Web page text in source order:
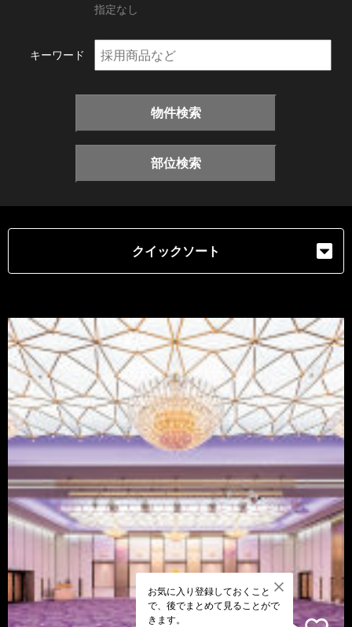
指定なし
キーワード
物件検索
部位検索
クイックソート
お気に入り登録しておくこと
で、後でまとめて見ることがで
きます。